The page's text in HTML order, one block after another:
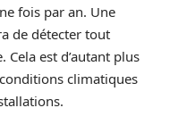
fois par an. Une
de détecter tout
Cela est d’autant plus
climatiques